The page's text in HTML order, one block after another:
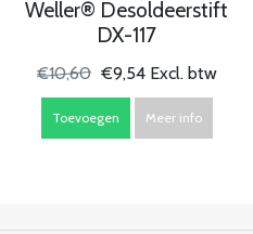
Weller® Desoldeerstift
DX-117
€10,60 €9,54 Excl. btw
Toevoegen Meer info